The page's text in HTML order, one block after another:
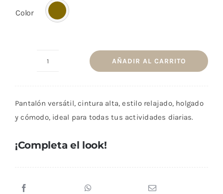
Color
cantidad
AÑADIR AL CARRITO
Pantalón versátil, cintura alta, estilo relajado, holgado
y cómodo, ideal para todas tus actividades diarias.
¡Completa el look!